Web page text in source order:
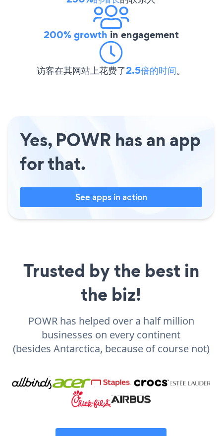
200% growth in engagement
访客在其网站上花费了2.5倍的时间。
Yes, POWR has an app
for that.
See apps in action
Trusted by the best in
the biz!
POWR has helped over a half million
businesses on every continent
(besides Antarctica, because of course not)